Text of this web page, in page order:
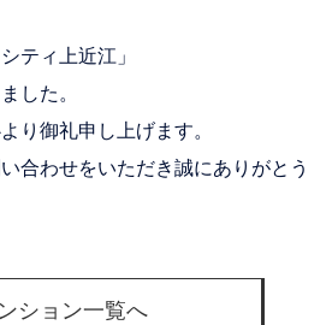
ティ上近江」
した。
り御礼申し上げます。
合わせをいただき誠にありがとう
ション一覧へ